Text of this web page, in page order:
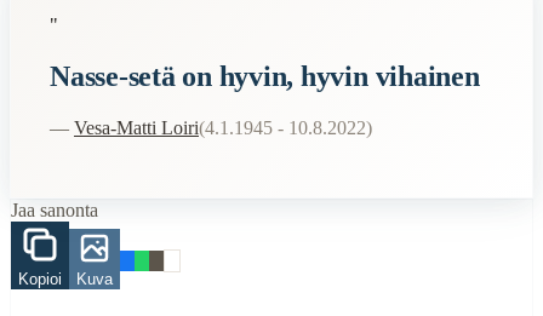
Description:Nasse-Setä oli Vesa-Matti Loirin esittämä kuvitteellinen
Semantic Themes
Related Topics
vihainen
"
Nasse-setä on hyvin, hyvin vihainen
— Vesa-Matti Loiri(4.1.1945 - 10.8.2022)
Jaa sanonta
Kopioi Kuva